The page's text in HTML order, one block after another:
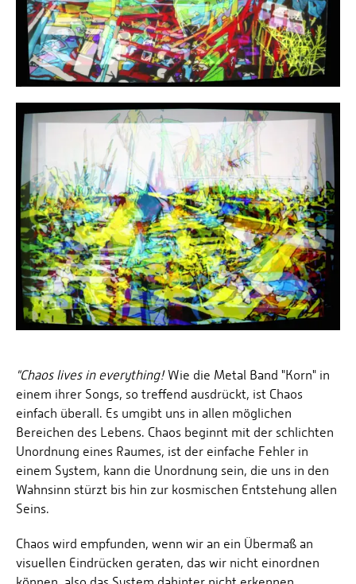
"Chaos lives in everything!Wie die Metal Band "Korn" in
einem ihrer Songs, so treffend ausdrückt, ist Chaos
einfach überall. Es umgibt uns in allen möglichen
Bereichen des Lebens. Chaos beginnt mit der schlichten
Unordnung eines Raumes, ist der einfache Fehler in
einem System, kann die Unordnung sein, die uns in den
Wahnsinn stürzt bis hin zur kosmischen Entstehung allen
Seins.
Chaos wird empfunden, wenn wir an ein Übermaß an
visuellen Eindrücken geraten, das wir nicht einordnen